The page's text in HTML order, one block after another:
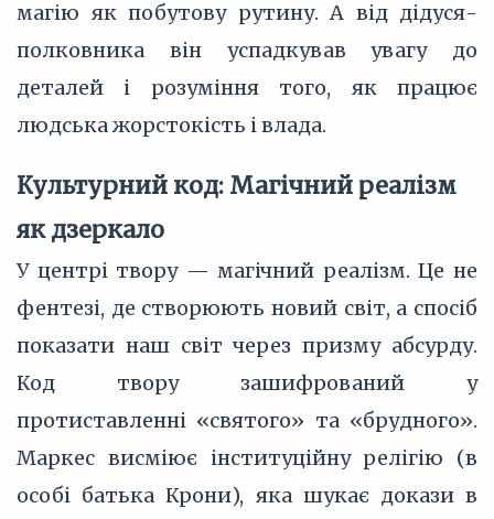
магію як побутову рутину. А від дідуся-
полковника він успадкував увагу до
деталей і розуміння того, як працює
людська жорстокість і влада.
Культурний код: Магічний реалізм
як дзеркало
У центрі твору — магічний реалізм. Це не
фентезі, де створюють новий світ, а спосіб
показати наш світ через призму абсурду.
Код твору зашифрований у
протиставленні «святого» та «брудного».
Маркес висміює інституційну релігію (в
особі батька Крони), яка шукає докази в